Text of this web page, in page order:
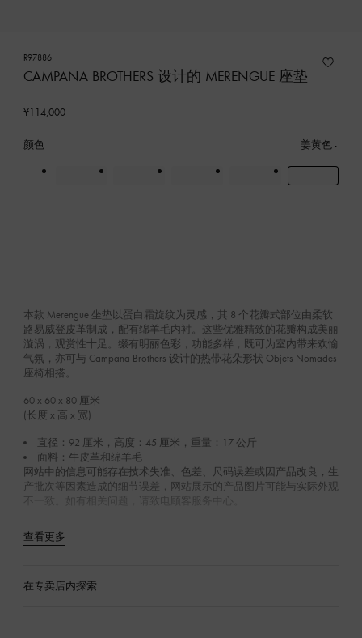
R97886
CAMPANA BROTHERS 设计的 MERENGUE 座垫
¥114,000
颜色 姜黄色
本款 Merengue 坐垫以蛋白霜旋纹为灵感，其 8 个花瓣式部位由柔软
路易威登皮革制成，配有绵羊毛内衬。这些优雅精致的花瓣构成美丽
漩涡，观赏性十足。缀有明丽色彩，功能多样，既可为室内带来欢愉
气氛，亦可与 Campana Brothers 设计的热带花朵形状 Objets Nomades
座椅相搭。
60 x 60 x 80厘米
(长度 x 高 x 宽)
直径：92 厘米，高度：45 厘米，重量：17 公斤
面料：牛皮革和绵羊毛
网站中的信息可能存在技术失准、色差、尺码误差或因产品改良，生
产批次等因素造成的细节误差，网站展示的产品图片可能与实际外观
不一致。如有相关问题，请致电顾客服务中心。
查看更多
在专卖店内探索